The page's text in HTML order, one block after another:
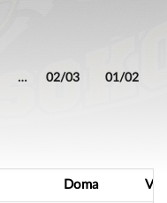
… 02/03 01/02
Doma